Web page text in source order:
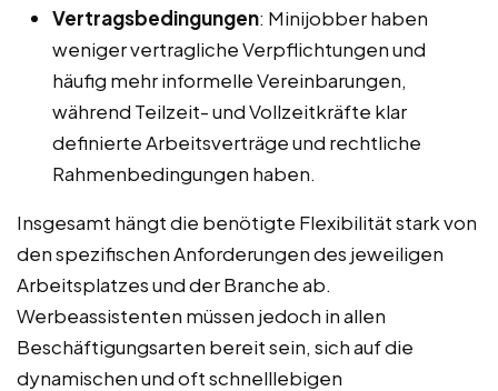
Vertragsbedingungen: Minijobber haben
weniger vertragliche Verpflichtungen und
häufig mehr informelle Vereinbarungen,
während Teilzeit- und Vollzeitkräfte klar
definierte Arbeitsverträge und rechtliche
Rahmenbedingungen haben.
Insgesamt hängt die benötigte Flexibilität stark von
den spezifischen Anforderungen des jeweiligen
Arbeitsplatzes und der Branche ab.
Werbeassistenten müssen jedoch in allen
Beschäftigungsarten bereit sein, sich auf die
dynamischen und oft schnelllebigen